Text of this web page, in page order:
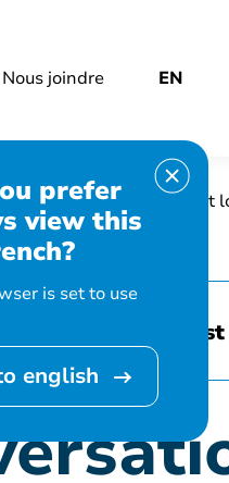
Nous joindre EN
prefer
view this
is set to use
english
culture, sports et
Cet événement